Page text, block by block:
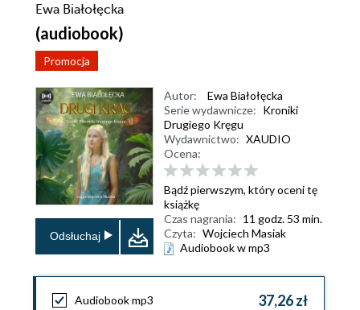
Ewa Białołęcka
(audiobook)
Promocja
Odsłuchaj
Autor:
Ewa Białołęcka
Serie wydawnicze: Kroniki
Drugiego Kręgu
Wydawnictwo: XAUDIO
Ocena:
Bądź pierwszym, który oceni tę
książkę
Czas nagrania: 11 godz. 53 min.
Czyta: Wojciech Masiak
Audiobook w mp3
Audiobook mp3 37,26 zł